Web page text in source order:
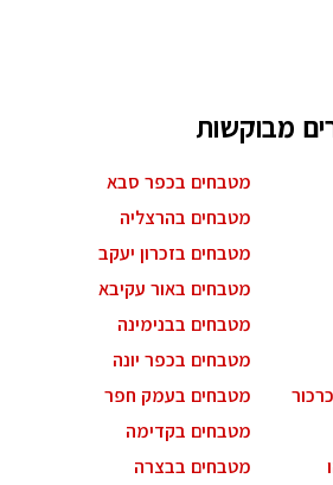
מבוקשות
מטבחים בכפר סבא
מטבחים בהרצליה
מטבחים בזכרון יעקב
מטבחים באור עקיבא
מטבחים בבנימינה
מטבחים בכפר יונה
מטבחים בעמק חפר
מטבחים בקדימה
מטבחים בבצרה